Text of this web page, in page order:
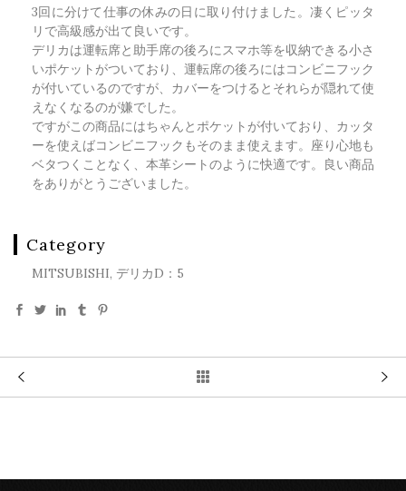
3回に分けて仕事の休みの日に取り付けました。凄くピッタ
リで高級感が出て良いです。
デリカは運転席と助手席の後ろにスマホ等を収納できる小さ
いポケットがついており、運転席の後ろにはコンビニフック
が付いているのですが、カバーをつけるとそれらが隠れて使
えなくなるのが嫌でした。
ですがこの商品にはちゃんとポケットが付いており、カッタ
ーを使えばコンビニフックもそのまま使えます。座り心地も
ベタつくことなく、本革シートのように快適です。良い商品
をありがとうございました。
Category
MITSUBISHI, デリカD：5